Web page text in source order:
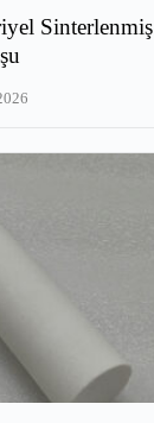
Sinterlenmiş